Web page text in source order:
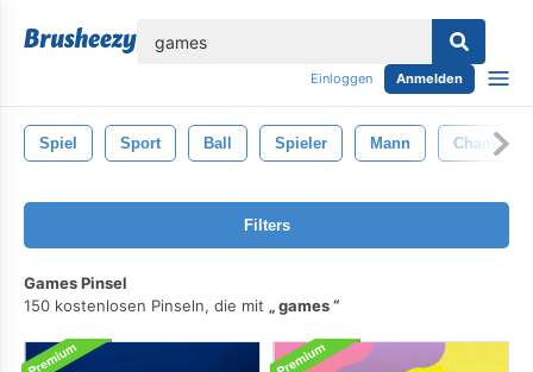
Einloggen Anmelden
Spiel Sport Ball Spieler Mann Champion
Filters
Games Pinsel
150 kostenlosen Pinseln, die mit
games